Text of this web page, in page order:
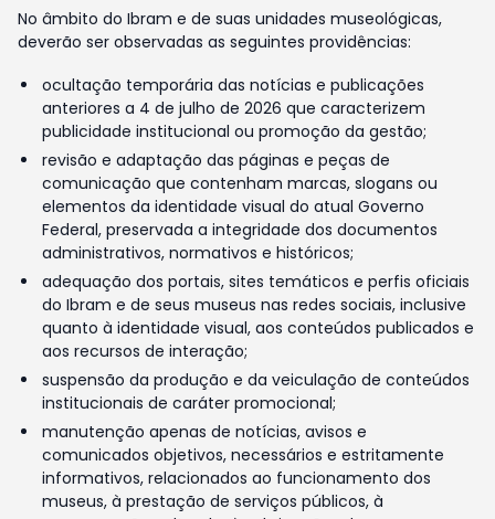
No âmbito do Ibram e de suas unidades museológicas,
deverão ser observadas as seguintes providências:
ocultação temporária das notícias e publicações
anteriores a 4 de julho de 2026 que caracterizem
publicidade institucional ou promoção da gestão;
revisão e adaptação das páginas e peças de
comunicação que contenham marcas, slogans ou
elementos da identidade visual do atual Governo
Federal, preservada a integridade dos documentos
administrativos, normativos e históricos;
adequação dos portais, sites temáticos e perfis oficiais
do Ibram e de seus museus nas redes sociais, inclusive
quanto à identidade visual, aos conteúdos publicados e
aos recursos de interação;
suspensão da produção e da veiculação de conteúdos
institucionais de caráter promocional;
manutenção apenas de notícias, avisos e
comunicados objetivos, necessários e estritamente
informativos, relacionados ao funcionamento dos
museus, à prestação de serviços públicos, à